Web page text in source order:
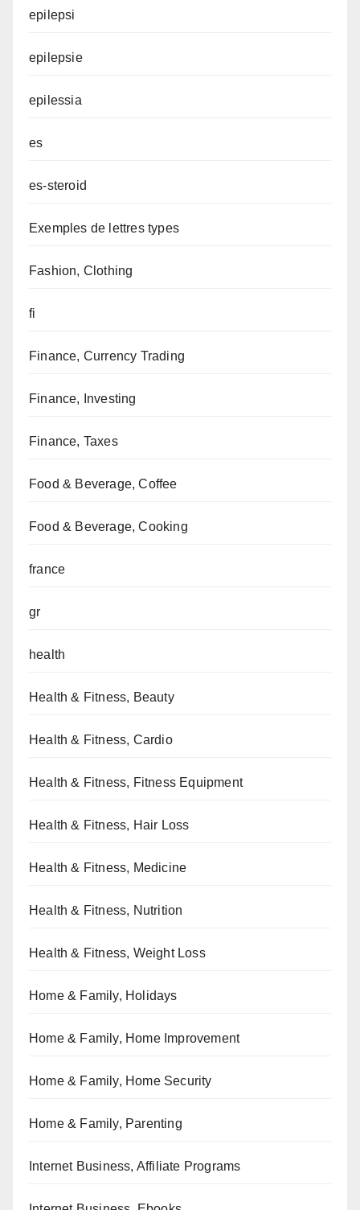
epilepsi
epilepsie
epilessia
es
es-steroid
Exemples de lettres types
Fashion, Clothing
fi
Finance, Currency Trading
Finance, Investing
Finance, Taxes
Food & Beverage, Coffee
Food & Beverage, Cooking
france
gr
health
Health & Fitness, Beauty
Health & Fitness, Cardio
Health & Fitness, Fitness Equipment
Health & Fitness, Hair Loss
Health & Fitness, Medicine
Health & Fitness, Nutrition
Health & Fitness, Weight Loss
Home & Family, Holidays
Home & Family, Home Improvement
Home & Family, Home Security
Home & Family, Parenting
Internet Business, Affiliate Programs